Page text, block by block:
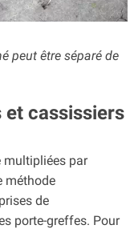
peut être séparé de
cassissiers
multipliées par
méthode
de
porte-greffes. Pour